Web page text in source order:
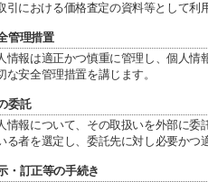
引における価格査定の資料等として利
管理措置
情報は適正かつ慎重に管理し、個人
な安全管理措置を講じます。
委託
情報について、その取扱いを外部に
る者を選定し、委託先に対し必要かつ
・訂正等の手続き